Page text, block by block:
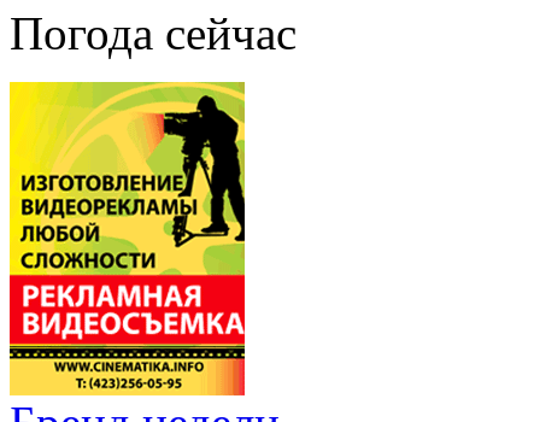
Погода сейчас